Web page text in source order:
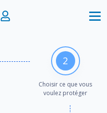
2
Choisir ce que vous
voulez protéger